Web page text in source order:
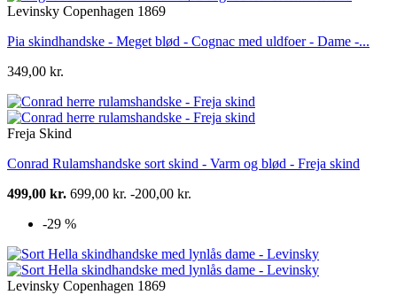
Levinsky Copenhagen 1869
Pia skindhandske - Meget blød - Cognac med uldfoer - Dame -...
349,00 kr.
Freja Skind
Conrad Rulamshandske sort skind - Varm og blød - Freja skind
499,00 kr. 699,00 kr. -200,00 kr.
-29 %
Levinsky Copenhagen 1869